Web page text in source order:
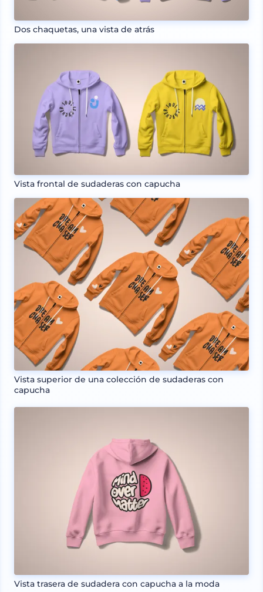
Dos chaquetas, una vista de atrás
Vista frontal de sudaderas con capucha
Vista superior de una colección de sudaderas con
capucha
Vista trasera de sudadera con capucha a la moda